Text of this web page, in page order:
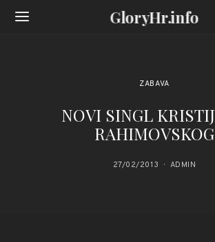
GloryHr.info
ZABAVA
NOVI SINGL
RAHIMOVSKOG
27/02/2013 ADMIN